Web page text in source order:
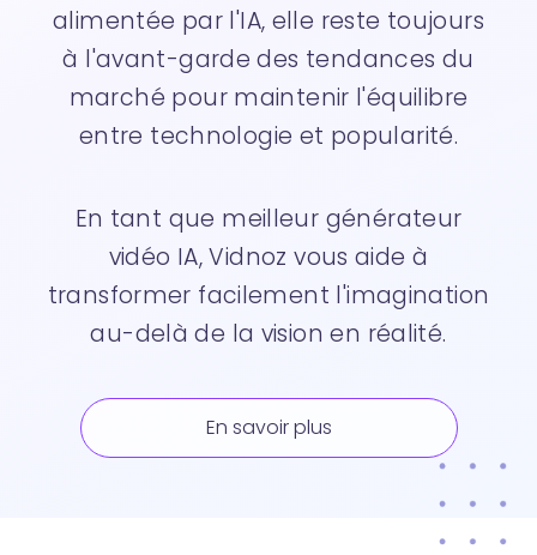
alimentée par l'IA, elle reste toujours
à l'avant-garde des tendances du
marché pour maintenir l'équilibre
entre technologie et popularité.
En tant que meilleur générateur
vidéo IA, Vidnoz vous aide à
transformer facilement l'imagination
au-delà de la vision en réalité.
En savoir plus